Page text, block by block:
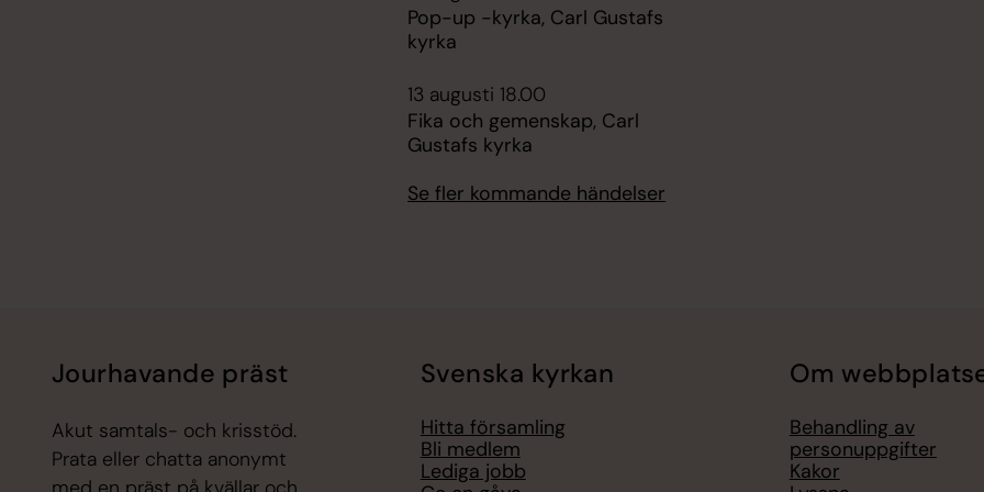
Pop-up -kyrka, Carl Gustafs
kyrka
13 augusti 18.00
Fika och gemenskap, Carl
Gustafs kyrka
Se fler kommande händelser
Jourhavande präst
Akut samtals- och krisstöd.
Prata eller chatta anonymt
Svenska kyrkan
Hitta församling
Bli medlem
Lediga jobb
Om
Behandling av
personuppgifter
Kakor